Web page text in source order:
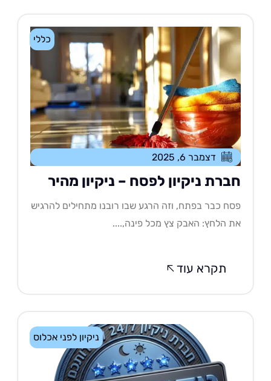
כללי
דצמבר 6, 2025
ניקיון לפסח – ניקיון מהיר
כבר בפתח, וזה הרגע שבו רובנו מתחילים להרגיש
הלחץ: האבק צץ מכל פינה,....
תקרא עוד
ניקיון לפני אכלוס